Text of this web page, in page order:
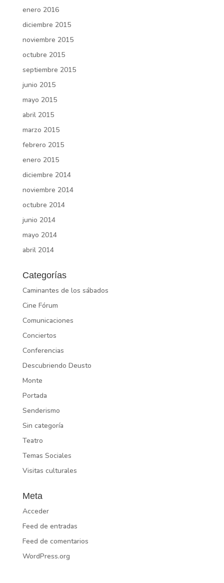
enero 2016
diciembre 2015
noviembre 2015
octubre 2015
septiembre 2015
junio 2015
mayo 2015
abril 2015
marzo 2015
febrero 2015
enero 2015
diciembre 2014
noviembre 2014
octubre 2014
junio 2014
mayo 2014
abril 2014
Categorías
Caminantes de los sábados
Cine Fórum
Comunicaciones
Conciertos
Conferencias
Descubriendo Deusto
Monte
Portada
Senderismo
Sin categoría
Teatro
Temas Sociales
Visitas culturales
Meta
Acceder
Feed de entradas
Feed de comentarios
WordPress.org